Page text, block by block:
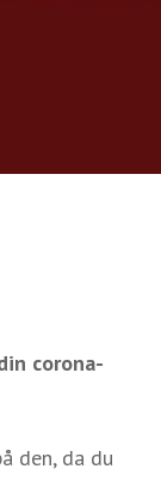
corona-
den, da du